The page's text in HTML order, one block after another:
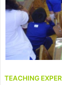
TEACHING